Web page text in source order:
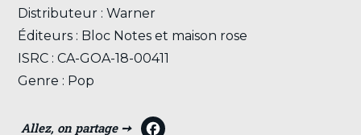
Distributeur : Warner
Éditeurs : Bloc Notes et maison rose
ISRC : CA-GOA-18-00411
Genre : Pop